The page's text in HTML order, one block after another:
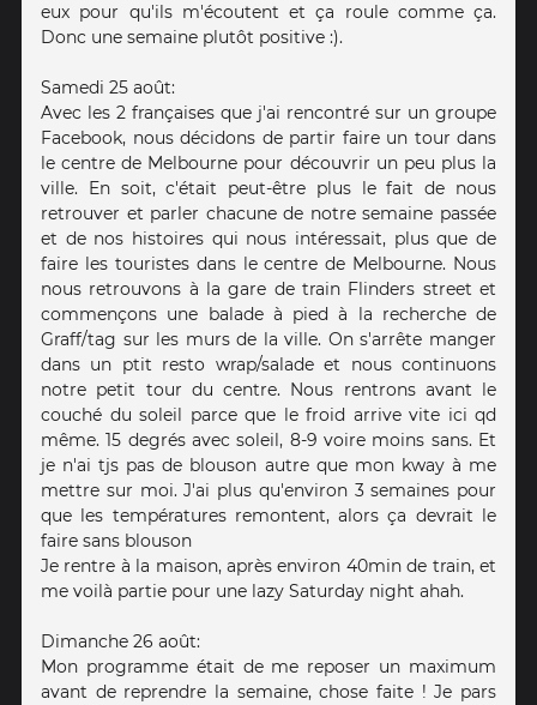
eux pour qu'ils m'écoutent et ça roule comme ça.
Donc une semaine plutôt positive :).
Samedi 25 août:
Avec les 2 françaises que j'ai rencontré sur un groupe
Facebook, nous décidons de partir faire un tour dans
le centre de Melbourne pour découvrir un peu plus la
ville. En soit, c'était peut-être plus le fait de nous
retrouver et parler chacune de notre semaine passée
et de nos histoires qui nous intéressait, plus que de
faire les touristes dans le centre de Melbourne. Nous
nous retrouvons à la gare de train Flinders street et
commençons une balade à pied à la recherche de
Graff/tag sur les murs de la ville. On s'arrête manger
dans un ptit resto wrap/salade et nous continuons
notre petit tour du centre. Nous rentrons avant le
couché du soleil parce que le froid arrive vite ici qd
même. 15 degrés avec soleil, 8-9 voire moins sans. Et
je n'ai tjs pas de blouson autre que mon kway à me
mettre sur moi. J'ai plus qu'environ 3 semaines pour
que les températures remontent, alors ça devrait le
faire sans blouson
Je rentre à la maison, après environ 40min de train, et
me voilà partie pour une lazy Saturday night ahah.
Dimanche 26 août:
Mon programme était de me reposer un maximum
avant de reprendre la semaine, chose faite ! Je pars